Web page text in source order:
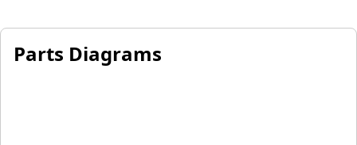
Parts Diagrams